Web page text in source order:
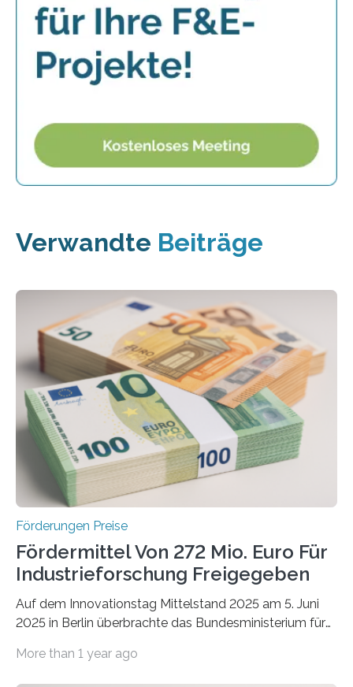
Verwandte Beiträge
Förderungen Preise
Fördermittel Von 272 Mio. Euro Für
Industrieforschung Freigegeben
Auf dem Innovationstag Mittelstand 2025 am 5. Juni
2025 in Berlin überbrachte das Bundesministerium für
Überplanmäßige Verpflichtungsermächtigungen in
More than 1 year ago